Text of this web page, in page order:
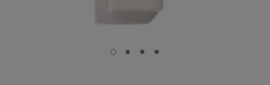
carousel dot
carousel dot
carousel dot
carousel dot